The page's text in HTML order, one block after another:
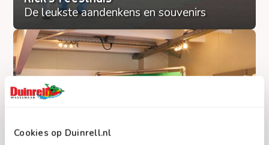
Cookies op Duinrell.nl
De leukste aandenkens en souvenirs